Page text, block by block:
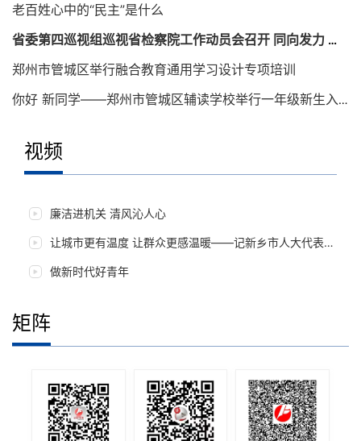
老百姓心中的“民主”是什么
省委第四巡视组巡视省检察院工作动员会召开 同向发力 确保巡视取得实效
郑州市管城区举行融合教育通用学习设计专项培训
你好 新同学——郑州市管城区辅读学校举行一年级新生入学仪式
视频
廉洁进机关 清风沁人心
让城市更有温度 让群众更感温暖——记新乡市人大代表朱岚岚
做新时代好青年
矩阵